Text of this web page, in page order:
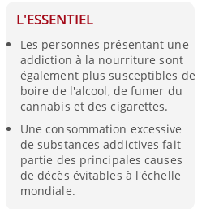
L'ESSENTIEL
Les personnes présentant une
addiction à la nourriture sont
également plus susceptibles de
boire de l'alcool, de fumer du
cannabis et des cigarettes.
Une consommation excessive
de substances addictives fait
partie des principales causes
de décès évitables à l'échelle
mondiale.